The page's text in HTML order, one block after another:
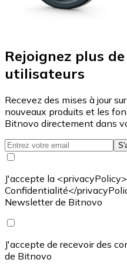
Rejoignez plus
utilisateurs
Recevez des mises à jour
nouveaux produits et les
Bitnovo directement dans
J'accepte la
Confidentialité</
Newsletter de Bitnovo
J'accepte de recevoir des
de Bitnovo